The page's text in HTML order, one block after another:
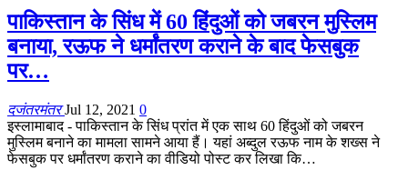
पाकिस्तान के सिंध में 60 हिंदुओं को जबरन मुस्लिम
बनाया, रऊफ ने धर्मांतरण कराने के बाद फेसबुक
पर…
दजंतरमंतरJul 12, 2021 0
इस्लामाबाद - पाकिस्तान के सिंध प्रांत में एक साथ 60 हिंदुओं को जबरन
मुस्लिम बनाने का मामला सामने आया हैं। यहां अब्दुल रऊफ नाम के शख्स ने
फेसबुक पर धर्मांतरण कराने का वीडियो पोस्ट कर लिखा कि…